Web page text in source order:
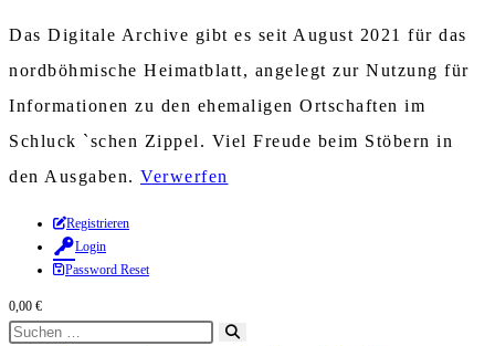
Das Digitale Archive gibt es seit August 2021 für das
nordböhmische Heimatblatt, angelegt zur Nutzung für
Informationen zu den ehemaligen Ortschaften im
Schluck `schen Zippel. Viel Freude beim Stöbern in
den Ausgaben. Verwerfen
Zum
Inhalt
springen
Registrieren
Login
Password Reset
0,00 €
Diese